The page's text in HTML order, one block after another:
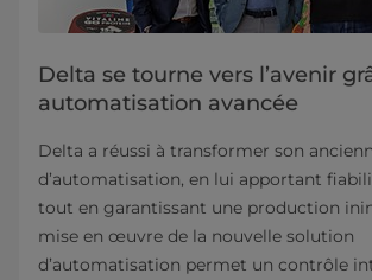
Delta se tourne vers l’avenir
automatisation avancée
Delta a réussi à transformer son
d’automatisation, en lui apportant
tout en garantissant une production
mise en œuvre de la nouvelle solution
d’automatisation permet un contrôle